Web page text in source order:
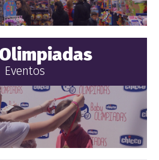
Eventos